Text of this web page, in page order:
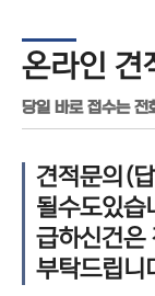
온라인 견
당일 바로 접수는 전
견적문의(
될수도있습
급하신건은
부탁드립니